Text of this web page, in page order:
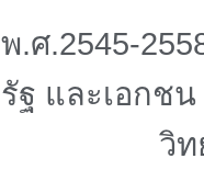
พ.ศ.2545-
รัฐ และเอกชน
วิ